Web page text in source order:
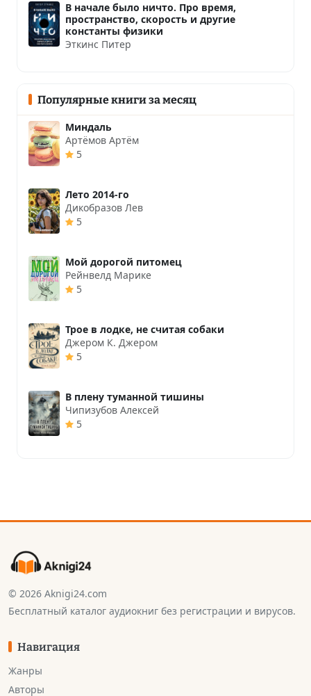
В начале было ничто. Про время,
пространство, скорость и другие
константы физики
Эткинс Питер
Популярные книги за месяц
Миндаль
Артёмов Артём
5
Лето 2014-го
Дикобразов Лев
5
Мой дорогой питомец
Рейнвелд Марике
5
Трое в лодке, не считая собаки
Джером К. Джером
5
В плену туманной тишины
Чипизубов Алексей
5
© 2026 Aknigi24.com
Бесплатный каталог аудиокниг без регистрации и вирусов.
Навигация
Жанры
Авторы